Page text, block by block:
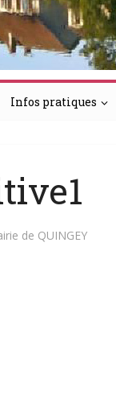
Infos pratiques
de QUINGEY